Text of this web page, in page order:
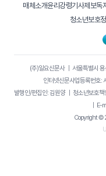
매체소개윤리강령기사제보독
청소년보호
(주)일요신문사｜ 서울특별시
인터넷신문사업등록번호
발행인/편집인: 김원양｜ 청소년보호책
E-
Copyright ©